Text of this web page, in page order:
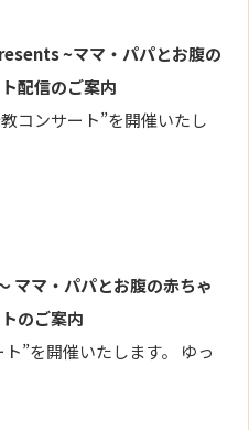
~ママ・パパとお腹の
配信のご案内
コンサート”を開催いたし
ママ・パパとお腹の赤ちゃ
のご案内
”を開催いたします。 ゆっ